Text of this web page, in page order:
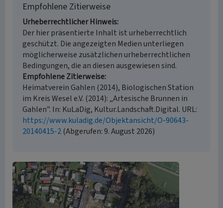
Empfohlene Zitierweise
Urheberrechtlicher Hinweis
Der hier präsentierte Inhalt ist urheberrechtlich
geschützt. Die angezeigten Medien unterliegen
möglicherweise zusätzlichen urheberrechtlichen
Bedingungen, die an diesen ausgewiesen sind.
Empfohlene Zitierweise
Heimatverein Gahlen (2014), Biologischen Station
im Kreis Wesel e.V. (2014): „Artesische Brunnen in
Gahlen”. In: KuLaDig, Kultur.Landschaft.Digital. URL:
https://www.kuladig.de/Objektansicht/O-90643-
20140415-2(Abgerufen: 9. August 2026)